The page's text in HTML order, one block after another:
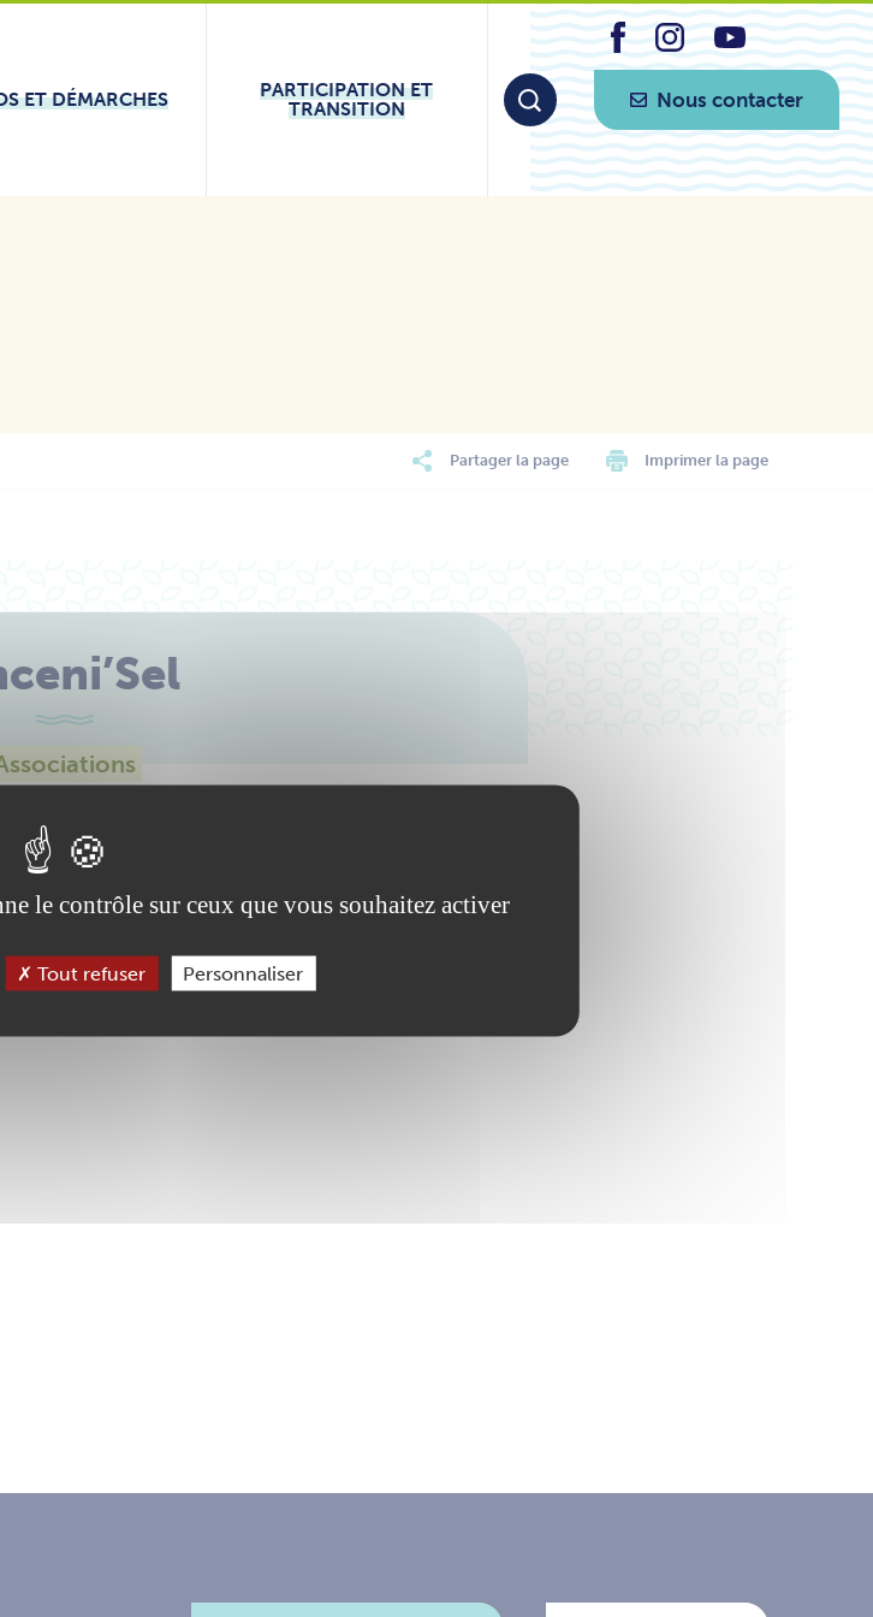
ET DÉMARCHES
PARTICIPATION ET
TRANSITION
Nous contacter
Partager la page Imprimer la page
de savoirs, services ou biens
le contrôle sur ceux que vous souhaitez activer
Tout refuser Personnaliser